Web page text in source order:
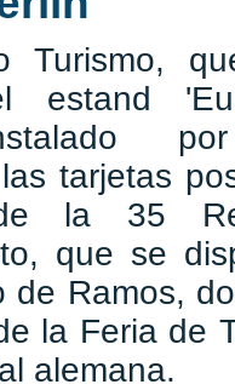
Turismo,
estand
tarjetas
de la 35
que se
de Ramos,
la Feria de
alemana.